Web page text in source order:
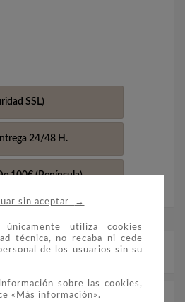
sin aceptar →
utiliza cookies
técnica, no recaba ni cede
de los usuarios sin su
sobre las cookies,
«Más información».
SSL)
24/48 H.
100€(Península)